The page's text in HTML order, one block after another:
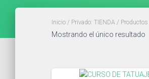
Inicio / Privado: TIENDA / Productos
Mostrando el único resultado